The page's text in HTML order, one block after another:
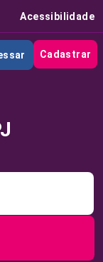
Acessibilidade
Cadastrar